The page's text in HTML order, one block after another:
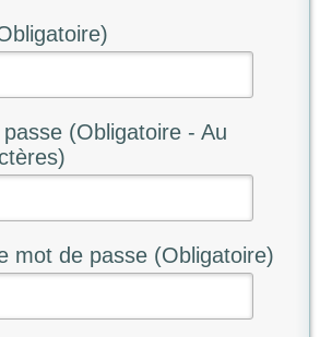
(Obligatoire - Au
mot de passe (Obligatoire)